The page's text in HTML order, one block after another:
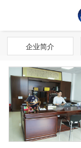
企业简介